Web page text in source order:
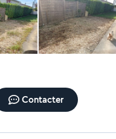
Contacter